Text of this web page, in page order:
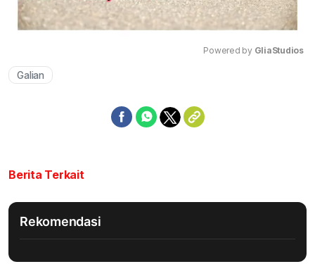
Powered by GliaStudios
Galian
Berita Terkait
Rekomendasi